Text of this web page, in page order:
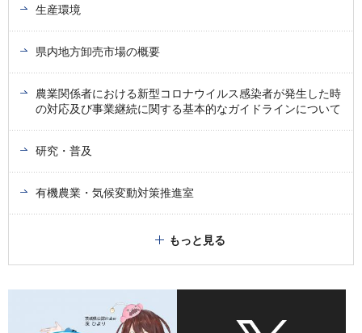
生産環境
県内地方卸売市場の概要
農業関係者における新型コロナウイルス感染者が発生した時
の対応及び事業継続に関する基本的なガイドラインについて
研究・普及
有機農業・気候変動対策推進室
もっと見る